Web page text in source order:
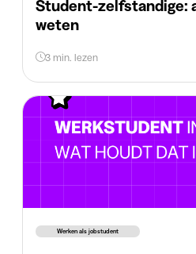
Student-zelfstandige:
weten
3 min. lezen
Werken als jobstudent